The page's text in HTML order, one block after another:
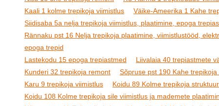
Kaali 1 kolme trepikoja viimistlus
Väike-Ameerika 1 Kahe
Siidisaba 5a nelja trepikoja viimistlus, plaatimine, epoga
Rännaku pst 16 Nelja trepikoja plaatimine, viimistlustööd,
epoga trepid
Lastekodu 15 epoga trepiastmed
Liivalaia 40 trepiastmete
Kunderi 32 trepikoja remont
Sõpruse pst 190 Kahe
Karu 9 trepikoja viimistlus
Koidu 89 Kolme trepikoja
Koidu 108 Kolme trepikoja sile viimistlus ja mademete